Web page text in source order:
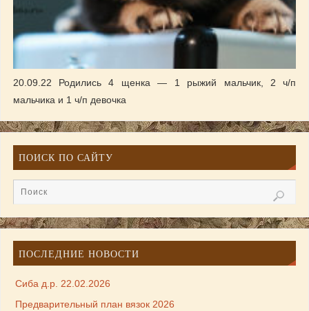
20.09.22 Родились 4 щенка — 1 рыжий мальчик, 2 ч/п
мальчика и 1 ч/п девочка
ПОИСК ПО САЙТУ
ПОСЛЕДНИЕ НОВОСТИ
Сиба д.р. 22.02.2026
Предварительный план вязок 2026